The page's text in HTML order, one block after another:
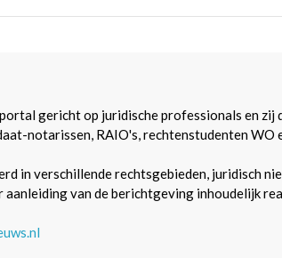
gericht op juridische professionals en zij
notarissen, RAIO's, rechtenstudenten WO
in verschillende rechtsgebieden, juridisch
aanleiding van de berichtgeving inhoudelijk